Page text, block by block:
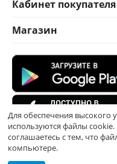
Кабинет покупателя
Магазин
Для обеспечения высокого
используются файлы
соглашаетесь с тем, что
компьютере.